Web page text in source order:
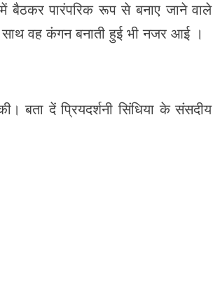
बैठकर पारंपरिक रूप से बनाए जाने वाले
साथ वह कंगन बनाती हुई भी नजर आई ।
बता दें प्रियदर्शनी सिंधिया के संसदीय